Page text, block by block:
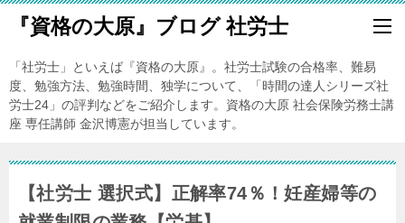
『資格の大原』ブログ 社労士
「社労士」といえば『資格の大原』。社労士試験の合格率、難易
度、勉強方法、勉強時間、独学について、「時間の達人シリーズ社
労士24」の評判などをご紹介します。資格の大原 社会保険労務士講
座 専任講師 金沢博憲が担当しています。
【社労士 選択式】正解率74％！妊産婦等の